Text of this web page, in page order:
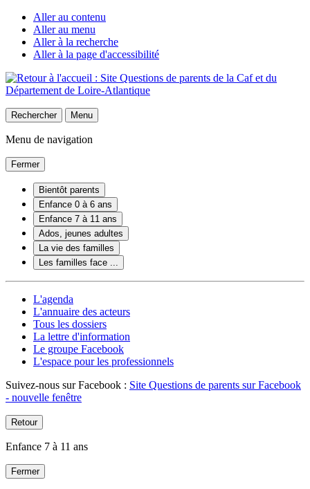
Aller au contenu
Aller au menu
Aller à la recherche
Aller à la page d'accessibilité
Rechercher Menu
Menu de navigation
Fermer
Bientôt parents
Enfance 0 à 6 ans
Enfance 7 à 11 ans
Ados, jeunes adultes
La vie des familles
Les familles face ...
L'agenda
L'annuaire des acteurs
Tous les dossiers
La lettre d'information
Le groupe Facebook
L'espace pour les professionnels
Suivez-nous sur Facebook : Site Questions de parents sur Facebook
- nouvelle fenêtre
Retour
Enfance 7 à 11 ans
Fermer